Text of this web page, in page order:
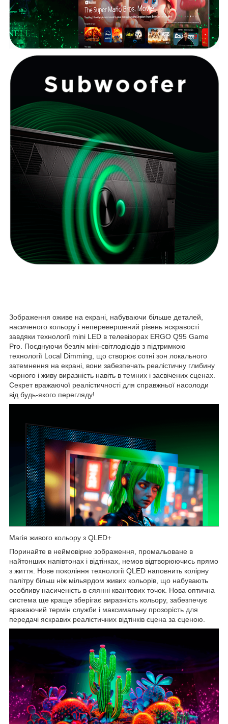
Зображення оживе на екрані, набуваючи більше деталей,
насиченого кольору і неперевершений рівень яскравості
завдяки технології mini LED в телевізорах ERGO Q95 Game
Pro. Поєднуючи безліч міні-світлодіодів з підтримкою
технології Local Dimming, що створює сотні зон локального
затемнення на екрані, вони забезпечать реалістичну глибину
чорного і живу виразність навіть в темних і засвічених сценах.
Секрет вражаючої реалістичності для справжньої насолоди
від будь-якого перегляду!
Магія живого кольору з QLED+
Поринайте в неймовірне зображення, промальоване в
найтонших напівтонах і відтінках, немов відтворюючись прямо
з життя. Нове покоління технології QLED наповнить колірну
палітру більш ніж мільярдом живих кольорів, що набувають
особливу насиченість в сяянні квантових точок. Нова оптична
система ще краще зберігає виразність кольору, забезпечує
вражаючий термін служби і максимальну прозорість для
передачі яскравих реалістичних відтінків сцена за сценою.